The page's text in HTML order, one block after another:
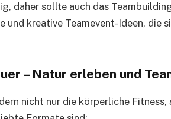
daher sollte auch das
und kreative Teamevent-Ideen, die
– Natur erleben und
nicht nur die körperliche Fitness,